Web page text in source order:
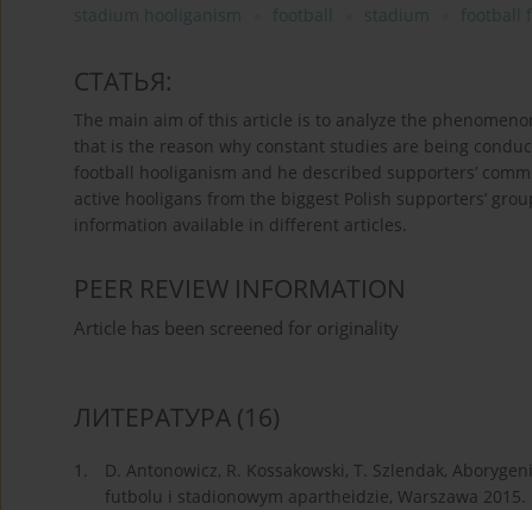
stadium hooliganism football stadium football
СТАТЬЯ:
The main aim of this article is to analyze the
that is the reason why constant studies are being
football hooliganism and he described supporters’
active hooligans from the biggest Polish supporters’
information available in different articles.
PEER REVIEW INFORMATION
Article has been screened for originality
ЛИТЕРАТУРА (16)
1.
D. Antonowicz, R. Kossakowski, T. Szlendak,
futbolu i stadionowym apartheidzie, Warszawa 2015.